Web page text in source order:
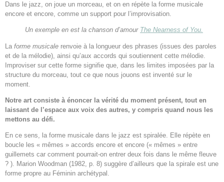
Dans le jazz, on joue un morceau, et on en répète la forme musicale
encore et encore, comme un support pour l’improvisation.
Un exemple en est la chanson d’amour The Nearness of You.
La forme musicale renvoie à la longueur des phrases (issues des paroles
et de la mélodie), ainsi qu’aux accords qui soutiennent cette mélodie.
Improviser sur cette forme signifie que, dans les limites imposées par la
structure du morceau, tout ce que nous jouons est inventé sur le
moment.
Notre art consiste à énoncer la vérité du moment présent, tout en
laissant de l’espace aux voix des autres, y compris quand nous les
mettons au défi.
En ce sens, la forme musicale dans le jazz est spiralée. Elle répète en
boucle les « mêmes » accords encore et encore (« mêmes » entre
guillemets car comment pourrait-on entrer deux fois dans le même fleuve
? ). Marion Woodman (1982, p. 8) suggère d’ailleurs que la spirale est une
forme propre au Féminin archétypal.